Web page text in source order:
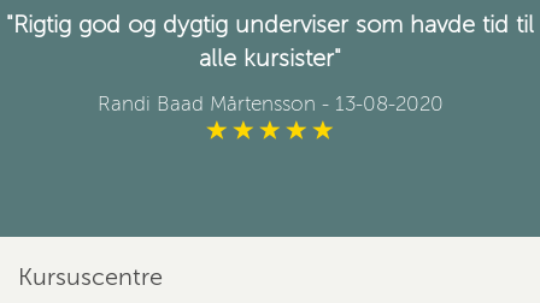
"Rigtig god og dygtig underviser som havde tid til
alle kursister"
Randi Baad Mårtensson - 13-08-2020
Kursuscentre